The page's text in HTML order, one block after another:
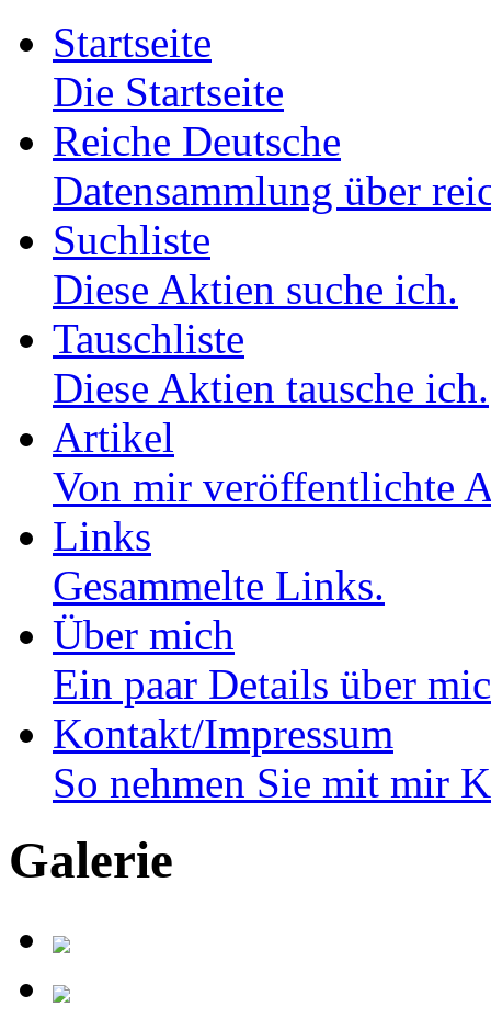
Startseite
Die Startseite
Reiche Deutsche
Datensammlung über
Suchliste
Diese Aktien suche ich.
Tauschliste
Diese Aktien tausche ich.
Artikel
Von mir veröffentlichte
Links
Gesammelte Links.
Über mich
Ein paar Details über
Kontakt/Impressum
So nehmen Sie mit mir
Galerie